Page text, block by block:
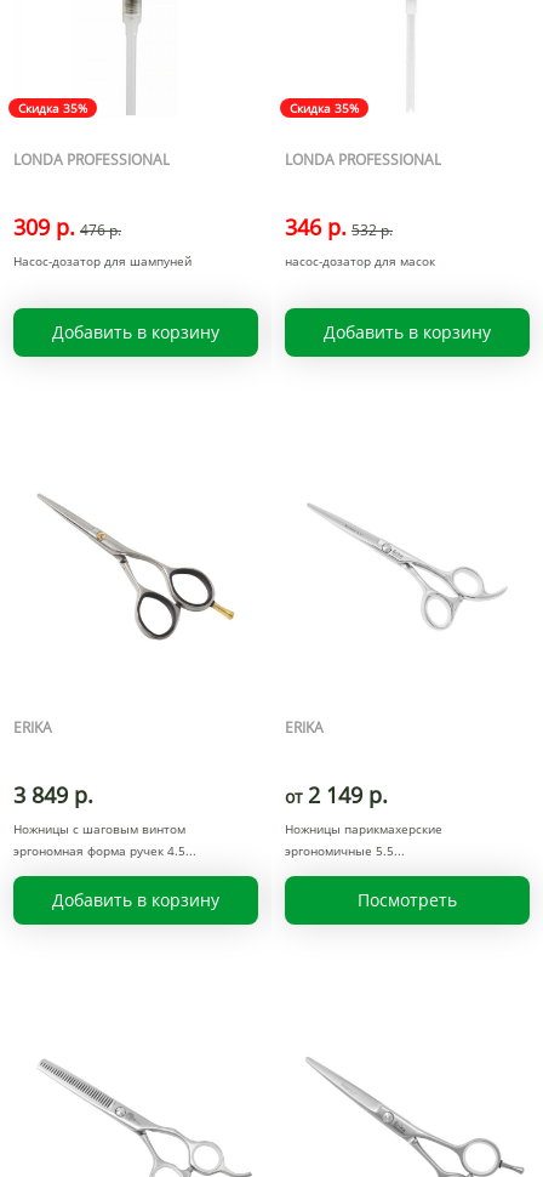
Скидка 35%
LONDA PROFESSIONAL
309 р. 476 р.
Насос-дозатор для шампуней
Добавить в корзину
Скидка 35%
LONDA PROFESSIONAL
346 р. 532 р.
насос-дозатор для масок
Добавить в корзину
ERIKA
3 849 р.
Ножницы с шаговым винтом
эргономная форма ручек 4.5
Добавить в корзину
ERIKA
от 2 149 р.
Ножницы парикмахерские
эргономичные 5.5
Посмотреть